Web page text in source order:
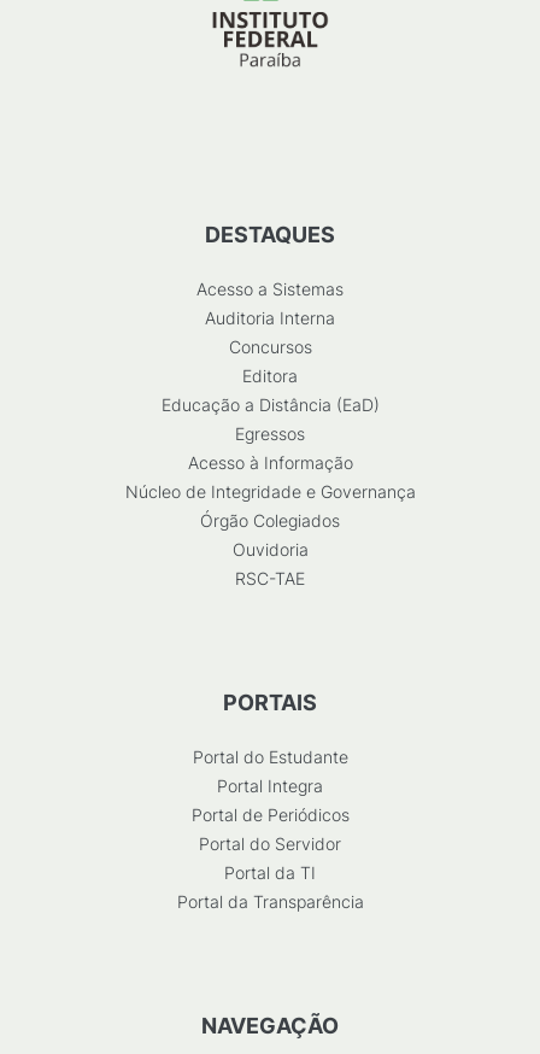
DESTAQUES
Acesso a Sistemas
Auditoria Interna
Concursos
Editora
Educação a Distância (EaD)
Egressos
Acesso à Informação
Núcleo de Integridade e Governança
Órgão Colegiados
Ouvidoria
RSC-TAE
PORTAIS
Portal do Estudante
Portal Integra
Portal de Periódicos
Portal do Servidor
Portal da TI
Portal da Transparência
NAVEGAÇÃO